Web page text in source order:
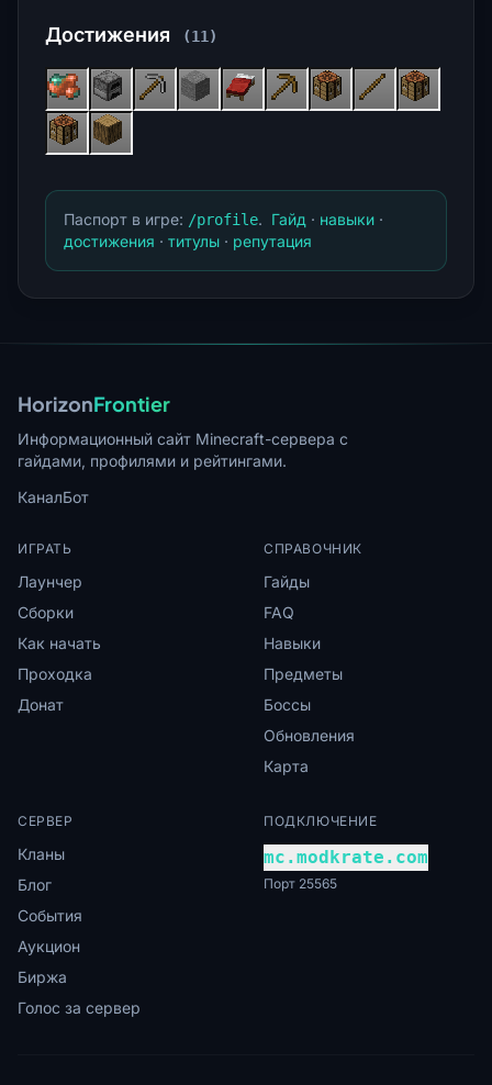
Достижения (11)
Паспорт в игре: /profile. Гайд · навыки ·
достижения · титулы · репутация
HorizonFrontier
Информационный сайт Minecraft-сервера с
гайдами, профилями и рейтингами.
КаналБот
ИГРАТЬ
Лаунчер
Сборки
Как начать
Проходка
Донат
СПРАВОЧНИК
Гайды
FAQ
Навыки
Предметы
Боссы
Обновления
Карта
СЕРВЕР
Кланы
Блог
События
Аукцион
Биржа
Голос за сервер
ПОДКЛЮЧЕНИЕ
mc.modkrate.com
Порт 25565